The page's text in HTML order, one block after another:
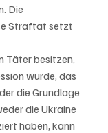
Die
Straftat setzt
Täter besitzen,
wurde, das
die Grundlage
die Ukraine
haben, kann